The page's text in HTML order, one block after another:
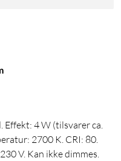
4 W (tilsvarer ca.
2700 K. CRI: 80.
V. Kan ikke dimmes.